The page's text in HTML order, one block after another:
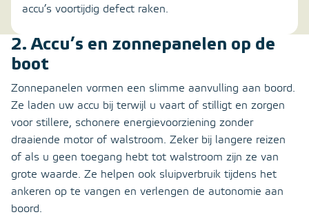
accu’s voortijdig defect raken.
2. Accu’s en zonnepanelen op de
boot
Zonnepanelen vormen een slimme aanvulling aan boord.
Ze laden uw accu bij terwijl u vaart of stilligt en zorgen
voor stillere, schonere energievoorziening zonder
draaiende motor of walstroom. Zeker bij langere reizen
of als u geen toegang hebt tot walstroom zijn ze van
grote waarde. Ze helpen ook sluipverbruik tijdens het
ankeren op te vangen en verlengen de autonomie aan
boord.